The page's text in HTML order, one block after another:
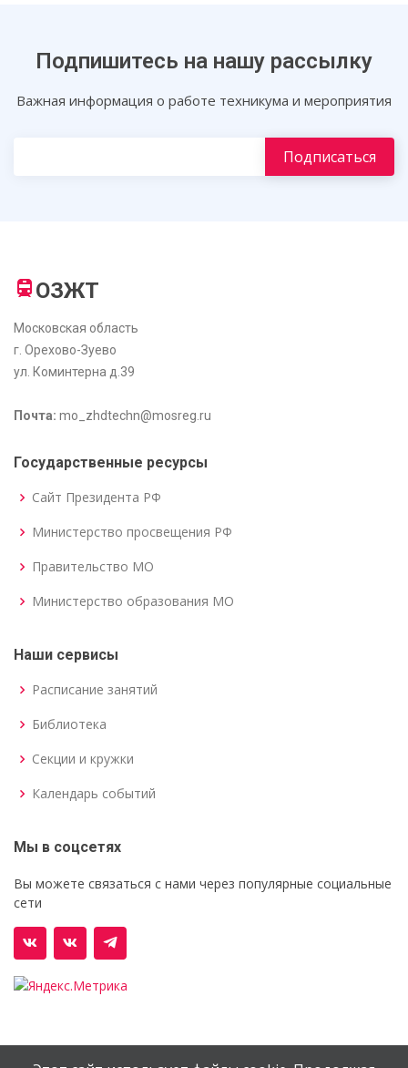
Подпишитесь на нашу рассылку
Важная информация о работе техникума и мероприятия
ОЗЖТ
Московская область
г. Орехово-Зуево
ул. Коминтерна д.39
Почта: mo_zhdtechn@mosreg.ru
Государственные ресурсы
Сайт Президента РФ
Министерство просвещения РФ
Правительство МО
Министерство образования МО
Наши сервисы
Расписание занятий
Библиотека
Секции и кружки
Календарь событий
Мы в соцсетях
Вы можете связаться с нами через популярные социальные
сети